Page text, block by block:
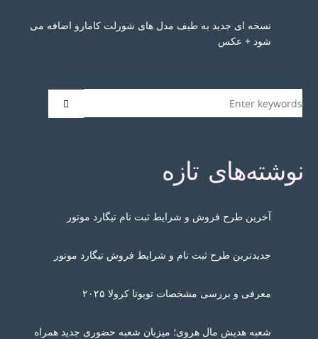
نسخه ای جدید به طیف مدل های شورلت کامارو اضافه می
شود + عکس
نوشته‌های تازه
آخرین طرح فروش و شرایط ثبت نام تیگارد موتور
جدیدترین طرح ثبت نام و شرایط فروش تیگارد موتور
معرفی و بررسی مشخصات تویوتا کرولا ۲۰۲۵
شعبه هدیش مال هروی؛ میزبان شعبه حضوری جدید همراه